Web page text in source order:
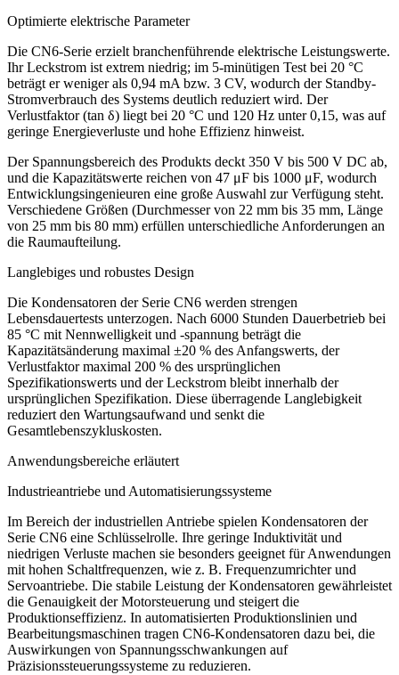
Optimierte elektrische Parameter
Die CN6-Serie erzielt branchenführende elektrische Leistungswerte.
Ihr Leckstrom ist extrem niedrig; im 5-minütigen Test bei 20 °C
beträgt er weniger als 0,94 mA bzw. 3 CV, wodurch der Standby-
Stromverbrauch des Systems deutlich reduziert wird. Der
Verlustfaktor (tan δ) liegt bei 20 °C und 120 Hz unter 0,15, was auf
geringe Energieverluste und hohe Effizienz hinweist.
Der Spannungsbereich des Produkts deckt 350 V bis 500 V DC ab,
und die Kapazitätswerte reichen von 47 μF bis 1000 μF, wodurch
Entwicklungsingenieuren eine große Auswahl zur Verfügung steht.
Verschiedene Größen (Durchmesser von 22 mm bis 35 mm, Länge
von 25 mm bis 80 mm) erfüllen unterschiedliche Anforderungen an
die Raumaufteilung.
Langlebiges und robustes Design
Die Kondensatoren der Serie CN6 werden strengen
Lebensdauertests unterzogen. Nach 6000 Stunden Dauerbetrieb bei
85 °C mit Nennwelligkeit und -spannung beträgt die
Kapazitätsänderung maximal ±20 % des Anfangswerts, der
Verlustfaktor maximal 200 % des ursprünglichen
Spezifikationswerts und der Leckstrom bleibt innerhalb der
ursprünglichen Spezifikation. Diese überragende Langlebigkeit
reduziert den Wartungsaufwand und senkt die
Gesamtlebenszykluskosten.
Anwendungsbereiche erläutert
Industrieantriebe und Automatisierungssysteme
Im Bereich der industriellen Antriebe spielen Kondensatoren der
Serie CN6 eine Schlüsselrolle. Ihre geringe Induktivität und
niedrigen Verluste machen sie besonders geeignet für Anwendungen
mit hohen Schaltfrequenzen, wie z. B. Frequenzumrichter und
Servoantriebe. Die stabile Leistung der Kondensatoren gewährleistet
die Genauigkeit der Motorsteuerung und steigert die
Produktionseffizienz. In automatisierten Produktionslinien und
Bearbeitungsmaschinen tragen CN6-Kondensatoren dazu bei, die
Auswirkungen von Spannungsschwankungen auf
Präzisionssteuerungssysteme zu reduzieren.